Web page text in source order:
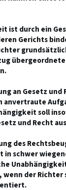
ist durch ein
Gerichts
an Gesetz
soll
und Recht
des
in schwer
der Richter